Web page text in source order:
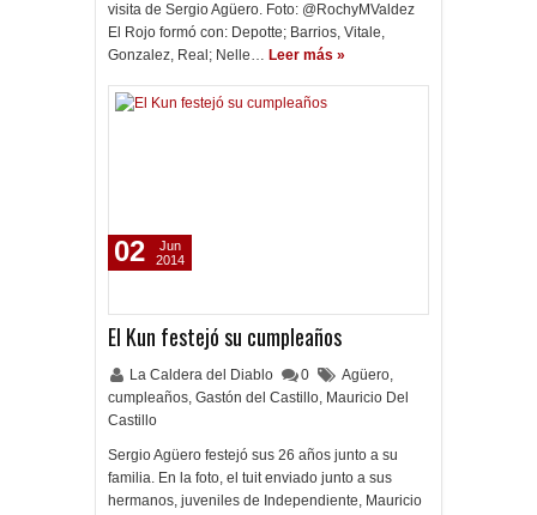
visita de Sergio Agüero. Foto: @RochyMValdez
El Rojo formó con: Depotte; Barrios, Vitale,
Gonzalez, Real; Nelle… Leer más »
El Kun festejó su cumpleaños
La Caldera del Diablo 0 Agüero,
cumpleaños, Gastón del Castillo, Mauricio Del
Castillo
Sergio Agüero festejó sus 26 años junto a su
familia. En la foto, el tuit enviado junto a sus
hermanos, juveniles de Independiente, Mauricio
02
Jun
2014